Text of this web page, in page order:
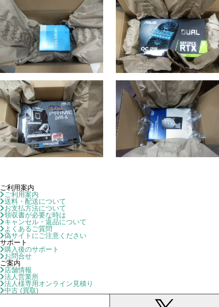
ご利用案内
ご利用案内
送料・配送について
お支払方法について
領収書が必要な時は
キャンセル・返品について
よくあるご質問
偽サイトにご注意ください
サポート
購入後のサポート
お問合せ
ご案内
店舗情報
法人営業所
法人様専用オンライン見積り
中古 (買取)